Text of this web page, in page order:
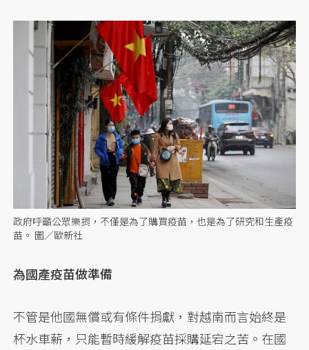
政府呼籲公眾樂捐，不僅是為了購買疫苗，也是為了研究和生產疫
苗。 圖／歐新社
為國產疫苗做準備
不管是他國無償或有條件捐獻，對越南而言始終是
杯水車薪，只能暫時緩解疫苗採購延宕之苦。在國